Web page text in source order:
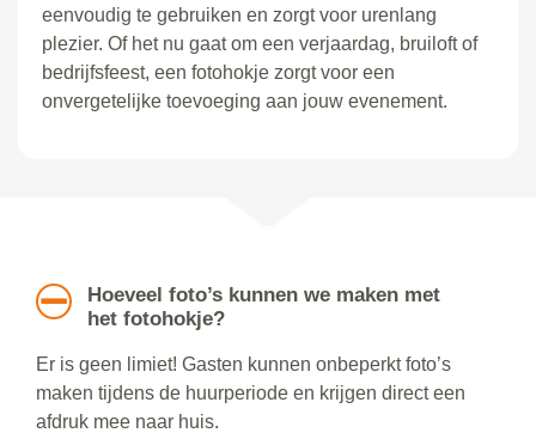
eenvoudig te gebruiken en zorgt voor urenlang
plezier. Of het nu gaat om een verjaardag, bruiloft of
bedrijfsfeest, een fotohokje zorgt voor een
onvergetelijke toevoeging aan jouw evenement.
Hoeveel foto’s kunnen we maken met
het fotohokje?
Er is geen limiet! Gasten kunnen onbeperkt foto’s
maken tijdens de huurperiode en krijgen direct een
afdruk mee naar huis.